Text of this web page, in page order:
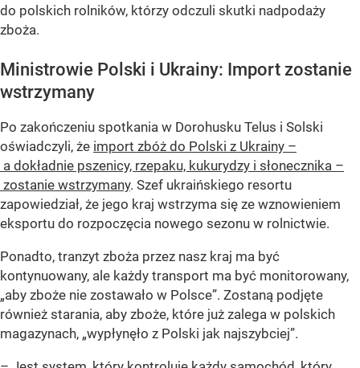
do polskich rolników, którzy odczuli skutki nadpodaży
zboża.
Ministrowie Polski i Ukrainy: Import zostanie
wstrzymany
Po zakończeniu spotkania w Dorohusku Telus i Solski
oświadczyli, że import zbóż do Polski z Ukrainy –
a dokładnie pszenicy, rzepaku, kukurydzy i słonecznika –
zostanie wstrzymany. Szef ukraińskiego resortu
zapowiedział, że jego kraj wstrzyma się ze wznowieniem
eksportu do rozpoczęcia nowego sezonu w rolnictwie.
Ponadto, tranzyt zboża przez nasz kraj ma być
kontynuowany, ale każdy transport ma być monitorowany,
„aby zboże nie zostawało w Polsce”. Zostaną podjęte
również starania, aby zboże, które już zalega w polskich
magazynach, „wypłynęło z Polski jak najszybciej”.